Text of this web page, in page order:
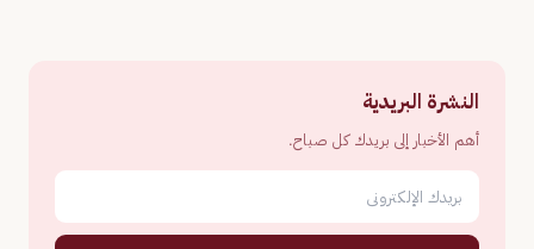
النشرة البريدية
أهم الأخبار إلى بريدك كل صباح.